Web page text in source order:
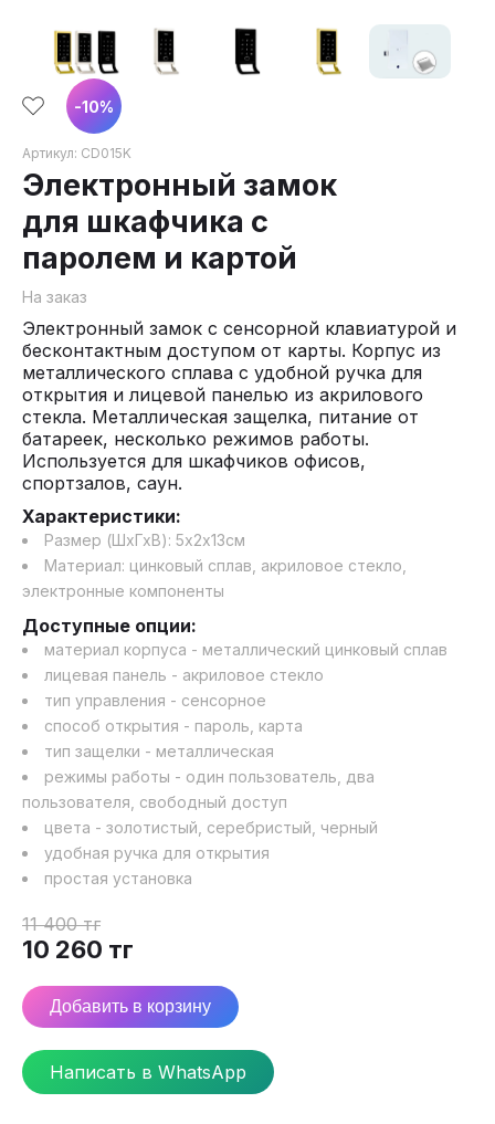
Электронный замок
для шкафчика с
паролем и картой
На заказ
Электронный замок с сенсорной клавиатурой и
бесконтактным доступом от карты. Корпус из
металлического сплава с удобной ручка для
открытия и лицевой панелью из акрилового
стекла. Металлическая защелка, питание от
батареек, несколько режимов работы.
Используется для шкафчиков офисов,
спортзалов, саун.
-10%
Характеристики:
Размер (ШхГхВ): 5х2х13см
Материал: цинковый сплав, акриловое стекло,
электронные компоненты
Доступные опции:
материал корпуса - металлический цинковый сплав
лицевая панель - акриловое стекло
тип управления - сенсорное
способ открытия - пароль, карта
тип защелки - металлическая
режимы работы - один пользователь, два
пользователя, свободный доступ
цвета - золотистый, серебристый, черный
удобная ручка для открытия
простая установка
11 400тг
10 260 тг
Добавить в корзину
Написать в WhatsApp
Артикул: CD015K